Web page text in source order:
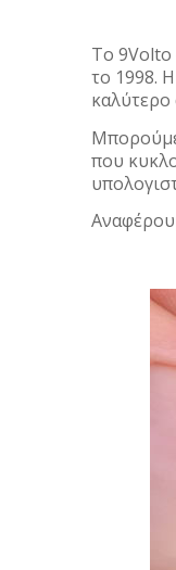
To 9Volto
το 1998.
καλύτερο
που